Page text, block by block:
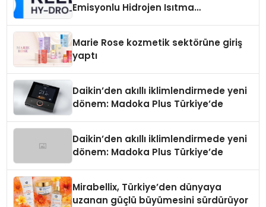
Emisyonlu Hidrojen Isıtma
Marie Rose kozmetik sektörüne giriş
yaptı
Daikin’den akıllı iklimlendirmede yeni
dönem: Madoka Plus Türkiye’de
Daikin’den akıllı iklimlendirmede yeni
dönem: Madoka Plus Türkiye’de
Mirabellix, Türkiye’den dünyaya
uzanan güçlü büyümesini sürdürüyor